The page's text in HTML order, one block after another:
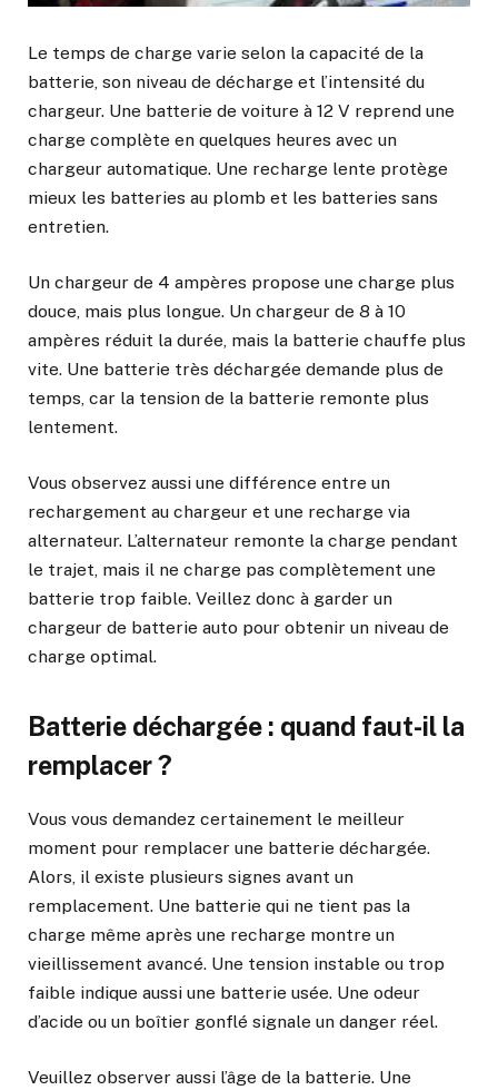
Le temps de charge varie selon la capacité de la
batterie, son niveau de décharge et l’intensité du
chargeur. Une batterie de voiture à 12 V reprend une
charge complète en quelques heures avec un
chargeur automatique. Une recharge lente protège
mieux les batteries au plomb et les batteries sans
entretien.
Un chargeur de 4 ampères propose une charge plus
douce, mais plus longue. Un chargeur de 8 à 10
ampères réduit la durée, mais la batterie chauffe plus
vite. Une batterie très déchargée demande plus de
temps, car la tension de la batterie remonte plus
lentement.
Vous observez aussi une différence entre un
rechargement au chargeur et une recharge via
alternateur. L’alternateur remonte la charge pendant
le trajet, mais il ne charge pas complètement une
batterie trop faible. Veillez donc à garder un
chargeur de batterie auto pour obtenir un niveau de
charge optimal.
Batterie déchargée : quand faut-il la
remplacer ?
Vous vous demandez certainement le meilleur
moment pour remplacer une batterie déchargée.
Alors, il existe plusieurs signes avant un
remplacement. Une batterie qui ne tient pas la
charge même après une recharge montre un
vieillissement avancé. Une tension instable ou trop
faible indique aussi une batterie usée. Une odeur
d’acide ou un boîtier gonflé signale un danger réel.
Veuillez observer aussi l’âge de la batterie. Une